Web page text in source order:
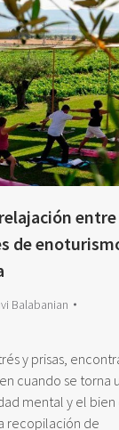
entre
de
Balabanian
y prisas,
cuando se torna
mental y el bien
recopilación de